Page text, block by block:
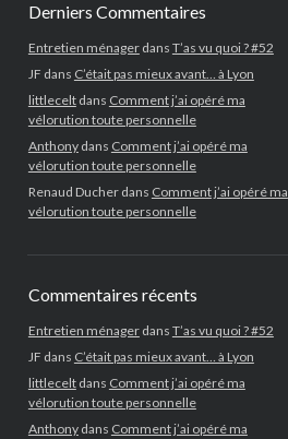
Derniers Commentaires
Entretien ménagerdans T’as vu quoi ? #52
JF dans C’était pas mieux avant… à Lyon
littleceltdans Comment j’ai opéré ma
vélorution toute personnelle
Anthonydans Comment j’ai opéré ma
vélorution toute personnelle
Renaud Ducherdans Comment j’ai opéré ma
vélorution toute personnelle
Commentaires récents
Entretien ménagerdans T’as vu quoi ? #52
JF dans C’était pas mieux avant… à Lyon
littleceltdans Comment j’ai opéré ma
vélorution toute personnelle
Anthonydans Comment j’ai opéré ma